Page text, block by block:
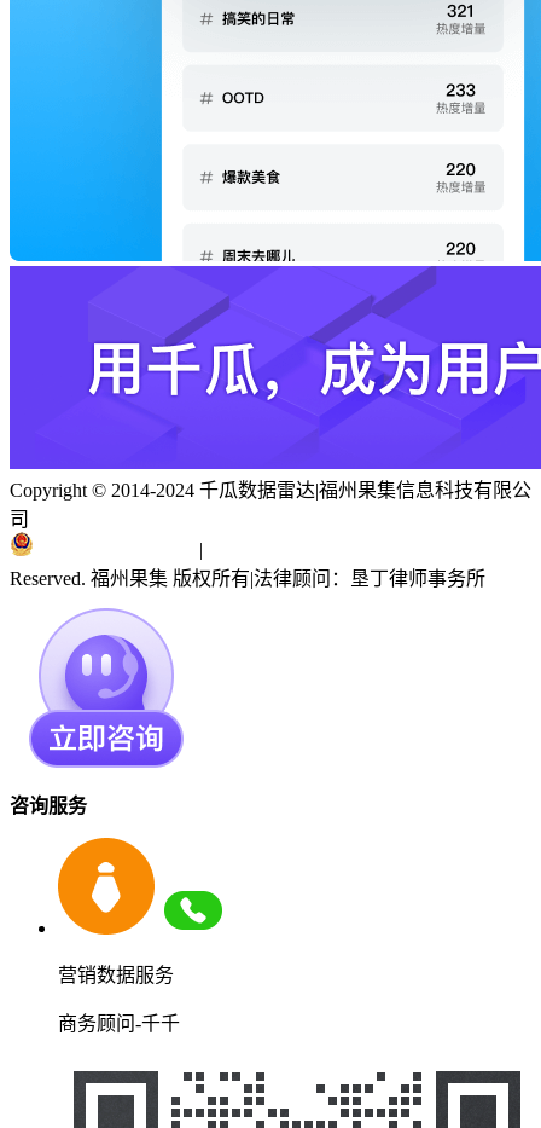
Copyright © 2014-2024 千瓜数据雷达|福州果集信息科技有限公
司
|
Reserved. 福州果集 版权所有|法律顾问：垦丁律师事务所
咨询服务
营销数据服务
商务顾问-千千